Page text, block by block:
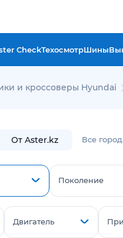
CheckТехосмотрШины
и кроссоверы Hyundai
От Aster.kz Все
Поколение
Двигатель